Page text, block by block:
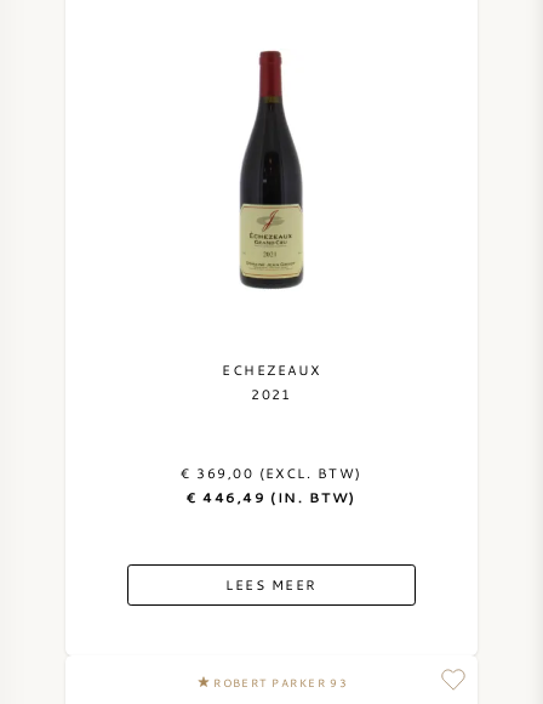
ECHEZEAUX
2021
€ 369,00 (EXCL. BTW)
€ 446,49 (IN. BTW)
LEES MEER
ROBERT PARKER 93